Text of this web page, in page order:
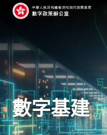
數字基建